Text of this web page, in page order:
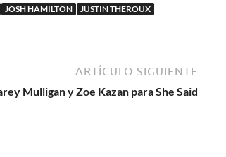
JOSH HAMILTON
JUSTIN THEROUX
ARTÍCULO SIGUIENTE
Mulligan y Zoe Kazan para She Said